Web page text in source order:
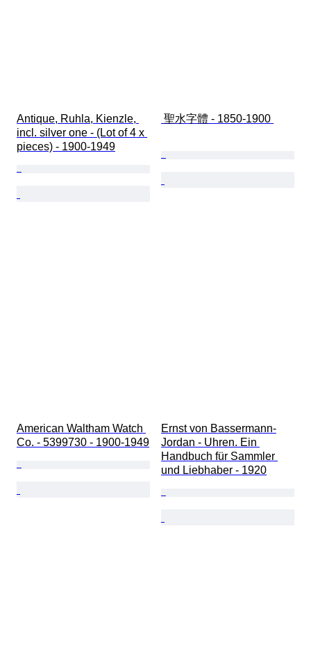
Antique, Ruhla, Kienzle,
incl. silver one - (Lot of 4 x
pieces) - 1900-1949
聖水字體 - 1850-1900
American Waltham Watch
Co. - 5399730 - 1900-1949
Ernst von Bassermann-
Jordan - Uhren. Ein
Handbuch für Sammler
und Liebhaber - 1920